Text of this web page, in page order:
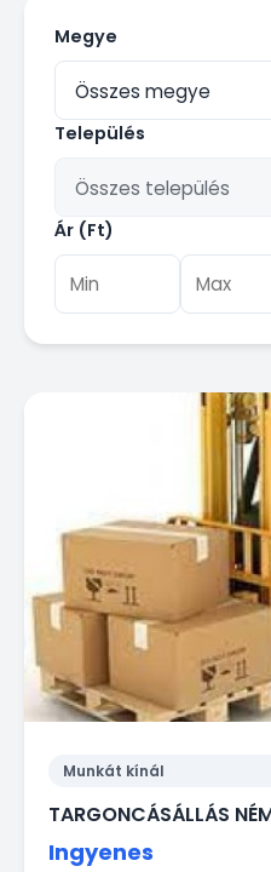
Megye
Település
Ár (Ft)
Munkát kínál
TARGONCÁSÁLLÁS
Ingyenes